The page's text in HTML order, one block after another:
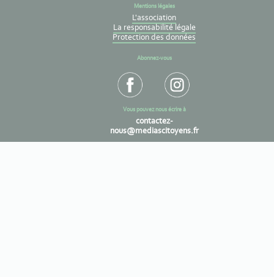
Mentions légales
L'association
La responsabilité légale
Protection des données
Abonnez-vous
Vous pouvez nous écrire à
contactez-
nous@mediascitoyens.fr